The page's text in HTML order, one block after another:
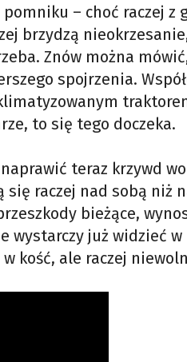
– choć raczej z
brzydzą
Znów można
spojrzenia.
to się tego doczeka.
teraz krzywd
raczej nad sobą niż
bieżące,
wystarczy już widzieć w
kość, ale raczej